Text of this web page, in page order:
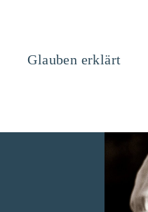
Glauben erklärt